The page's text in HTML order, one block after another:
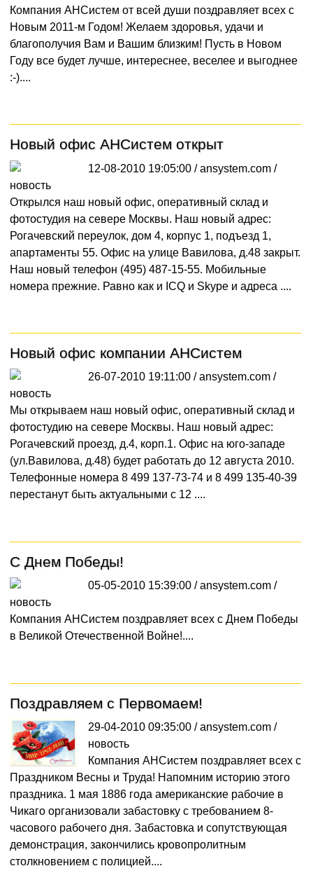
Компания АНСистем от всей души поздравляет всех с
Новым 2011-м Годом! Желаем здоровья, удачи и
благополучия Вам и Вашим близким! Пусть в Новом
Году все будет лучше, интереснее, веселее и выгоднее
:-)....
Новый офис АНСистем открыт
12-08-2010 19:05:00 / ansystem.com /
новость
Открылся наш новый офис, оперативный склад и
фотостудия на севере Москвы. Наш новый адрес:
Рогачевский переулок, дом 4, корпус 1, подъезд 1,
апартаменты 55. Офис на улице Вавилова, д.48 закрыт.
Наш новый телефон (495) 487-15-55. Мобильные
номера прежние. Равно как и ICQ и Skype и адреса ....
Новый офис компании АНСистем
26-07-2010 19:11:00 / ansystem.com /
новость
Мы открываем наш новый офис, оперативный склад и
фотостудию на севере Москвы. Наш новый адрес:
Рогачевский проезд, д.4, корп.1. Офис на юго-западе
(ул.Вавилова, д.48) будет работать до 12 августа 2010.
Телефонные номера 8 499 137-73-74 и 8 499 135-40-39
перестанут быть актуальными с 12 ....
С Днем Победы!
05-05-2010 15:39:00 / ansystem.com /
новость
Компания АНСистем поздравляет всех с Днем Победы
в Великой Отечественной Войне!....
Поздравляем с Первомаем!
29-04-2010 09:35:00 / ansystem.com /
новость
Компания АНСистем поздравляет всех с
Праздником Весны и Труда! Напомним историю этого
праздника. 1 мая 1886 года американские рабочие в
Чикаго организовали забастовку с требованием 8-
часового рабочего дня. Забастовка и сопутствующая
демонстрация, закончились кровопролитным
столкновением с полицией....